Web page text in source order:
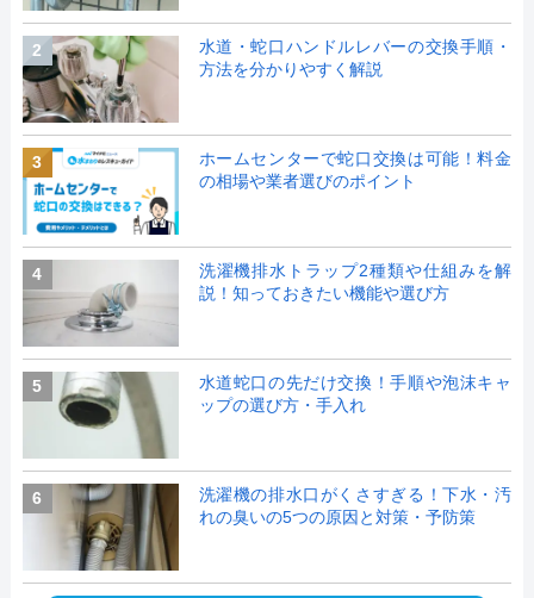
2
水道・蛇口ハンドルレバーの交換手順・
方法を分かりやすく解説
3
ホームセンターで蛇口交換は可能！料金
の相場や業者選びのポイント
4
洗濯機排水トラップ2種類や仕組みを解
説！知っておきたい機能や選び方
5
水道蛇口の先だけ交換！手順や泡沫キャ
ップの選び方・手入れ
6
洗濯機の排水口がくさすぎる！下水・汚
れの臭いの5つの原因と対策・予防策